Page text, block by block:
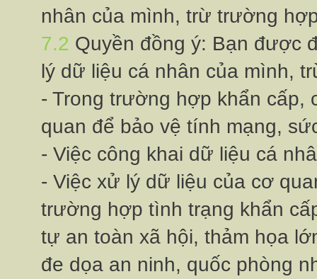
nhân của mình, trừ trường
7.2 Quyền đồng ý: Bạn được
lý dữ liệu cá nhân của mình,
- Trong trường hợp khẩn cấp,
quan để bảo vệ tính mạng,
- Việc công khai dữ liệu cá
- Việc xử lý dữ liệu của cơ
trường hợp tình trạng khẩn
tự an toàn xã hội, thảm họa
đe dọa an ninh, quốc phòng